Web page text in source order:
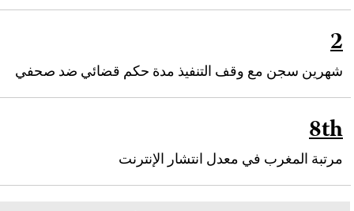
2
شهرين سجن مع وقف التنفيذ مدة حكم قضائي ضد صحفي
8th
مرتبة المغرب في معدل انتشار الإنترنت